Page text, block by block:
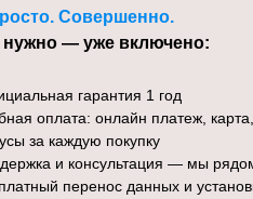
гарантия 1 год
оплата: онлайн платеж,
за каждую покупку
и консультация — мы
перенос данных и
Совершенно.
нужно — уже включено: